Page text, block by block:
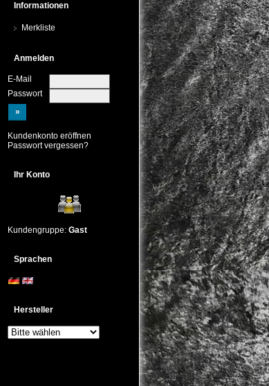
Informationen
Merkliste
Anmelden
E-Mail
Passwort
Kundenkonto eröffnen
Passwort vergessen?
Ihr Konto
Kundengruppe: Gast
Sprachen
Hersteller